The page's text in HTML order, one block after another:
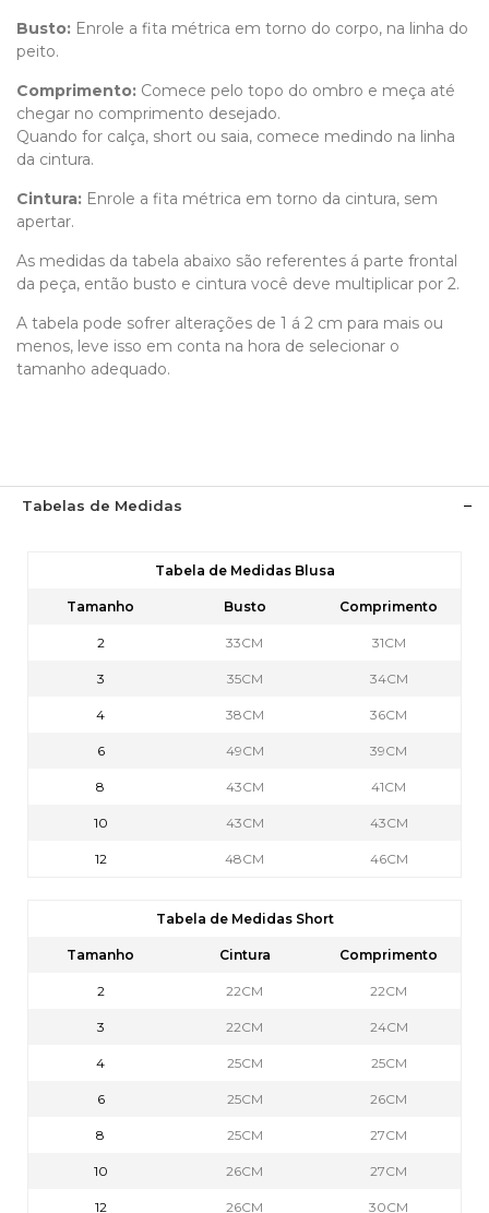
Busto: Enrole a fita métrica em torno do corpo, na linha do
peito.
Comprimento: Comece pelo topo do ombro e meça até
chegar no comprimento desejado.
Quando for calça, short ou saia, comece medindo na linha
da cintura.
Cintura: Enrole a fita métrica em torno da cintura, sem
apertar.
As medidas da tabela abaixo são referentes á parte frontal
da peça, então busto e cintura você deve multiplicar por 2.
A tabela pode sofrer alterações de 1 á 2 cm para mais ou
menos, leve isso em conta na hora de selecionar o
tamanho adequado.
Tabelas de Medidas
Tabela de Medidas Blusa
Tamanho Busto Comprimento
2 33CM 31CM
3 35CM 34CM
4 38CM 36CM
6 49CM 39CM
8 43CM 41CM
10 43CM 43CM
12 48CM 46CM
Tabela de Medidas Short
Tamanho Cintura Comprimento
2 22CM 22CM
3 22CM 24CM
4 25CM 25CM
6 25CM 26CM
8 25CM 27CM
10 26CM 27CM
12 26CM 30CM